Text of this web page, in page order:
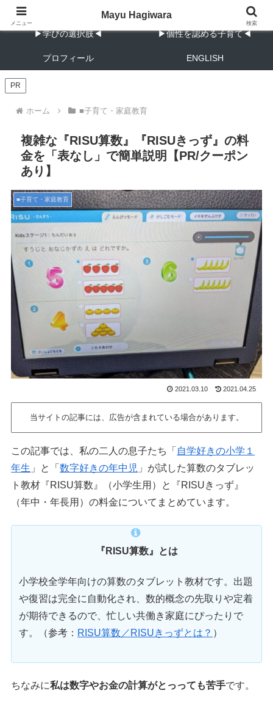
教育と子育ての実践メモ
▶︎学びの選択肢◀︎ ▶︎個性を認める子育て◀︎
プロフィール ENGLISH
PR
ホーム ■子育て・家庭教育
複雑な『RISU算数』『RISUきっず』の料
金を「表なし」で簡単説明【PR/クーポン
あり】
■子育て・家庭教育
2021.03.10 2021.04.25
当サイトの記事には、広告が含まれている場合があります。
この記事では、私の二人の息子たち「 自学好きの小学１
年生 」と「数字好きの年中児 」が試した算数のタブレッ
ト教材『RISU算数』（小学生用）と『RISUきっず』
（年中・年長用）の料金についてまとめています。
『RISU算数』とは
小学校全学年向けの算数のタブレット教材です。出題
や復習は完全に自動化され、数的概念の先取りや定着
が期待できるので、忙しい共働き家庭にぴったりで
す。（参考： RISU算数／RISUきっずとは？ ）
ちなみに私は数字やお金の計算がとっっても苦手です。
メニュー
Mayu Hagiwara
検索